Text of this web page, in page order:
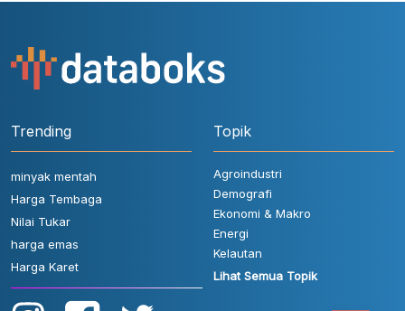
Trending
minyak mentah
Harga Tembaga
Nilai Tukar
harga emas
Harga Karet
Topik
Agroindustri
Demografi
Ekonomi & Makro
Energi
Kelautan
Lihat Semua Topik